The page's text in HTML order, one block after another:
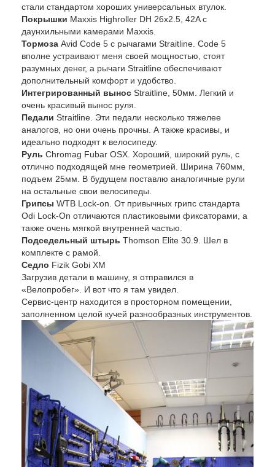
стали стандартом хороших универсальных втулок.
Покрышки Maxxis Highroller DH 26x2.5, 42A с
даунхильными камерами Maxxis.
Тормоза Avid Code 5 с рычагами Straitline. Code 5
вполне устраивают меня своей мощностью, стоят
разумных денег, а рычаги Straitline обеспечивают
дополнительный комфорт и удобство.
Интегрированный вынос Straitline, 50мм. Легкий и
очень красивый вынос руля.
Педали Straitline. Эти педали несколько тяжелее
аналогов, но они очень прочны. А также красивы, и
идеально подходят к велосипеду.
Руль Chromag Fubar OSX. Хороший, широкий руль, с
отлично подходящей мне геометрией. Ширина 760мм,
подъем 25мм. В будущем поставлю аналогичные рули
на остальные свои велосипеды.
Грипсы WTB Lock-on. От привычных грипс стандарта
Odi Lock-On отличаются пластиковыми фиксаторами, а
также очень мягкой внутренней частью.
Подседельный штырь Thomson Elite 30.9. Шел в
комплекте с рамой.
Седло Fizik Gobi XM
Загрузив детали в машину, я отправился в
«Велопробег». И вот что я там увидел.
Сервис-центр находится в просторном помещении,
заполненном целой кучей разнообразных инструментов.